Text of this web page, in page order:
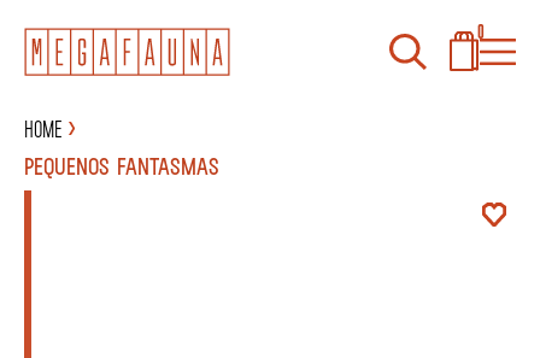
0
Home
PEQUENOS FANTASMAS